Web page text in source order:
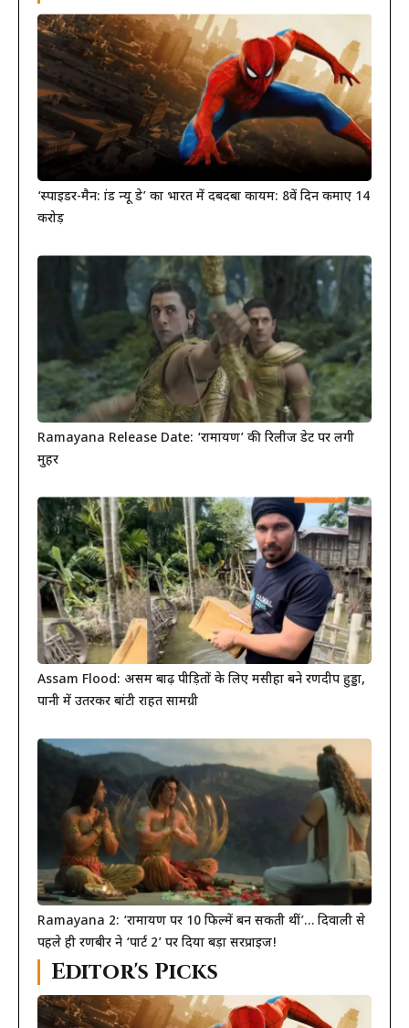
‘स्पाइडर-मैन: ब्रांड न्यू डे’ का भारत में दबदबा कायम: 8वें दिन कमाए 14
करोड़
Ramayana Release Date: ‘रामायण’ की रिलीज डेट पर लगी
मुहर
Assam Flood: असम बाढ़ पीड़ितों के लिए मसीहा बने रणदीप हुड्डा,
पानी में उतरकर बांटी राहत सामग्री
Ramayana 2: ‘रामायण पर 10 फिल्में बन सकती थीं’… दिवाली से
पहले ही रणबीर ने ‘पार्ट 2’ पर दिया बड़ा सरप्राइज!
Editor's Picks